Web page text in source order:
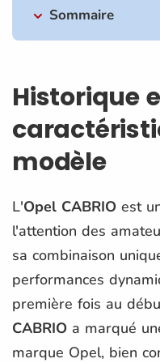
Sommaire
Historique
modèle
L'Opel CABRIO est
l'attention des
sa combinaison
performances
première fois au
CABRIO a marqué
marque Opel, bien